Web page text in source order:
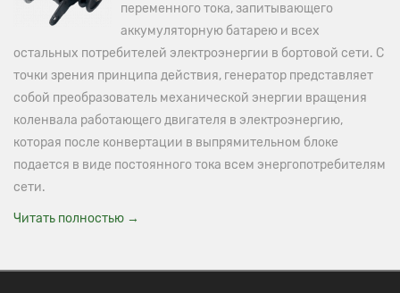
переменного тока, запитывающего
аккумуляторную батарею и всех
остальных потребителей электроэнергии в бортовой сети. С
точки зрения принципа действия, генератор представляет
собой преобразователь механической энергии вращения
коленвала работающего двигателя в электроэнергию,
которая после конвертации в выпрямительном блоке
подается в виде постоянного тока всем энергопотребителям
сети.
Читать полностью →